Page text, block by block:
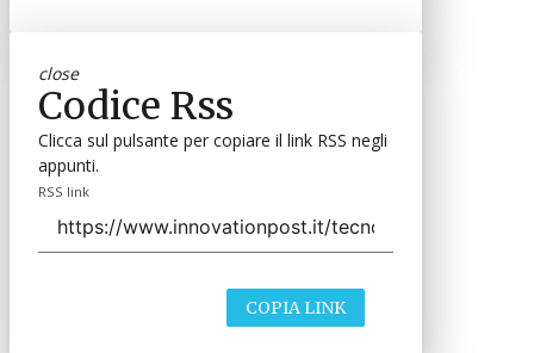
close
Codice Rss
Clicca sul pulsante per copiare il link RSS negli
appunti.
RSS link
COPIA LINK